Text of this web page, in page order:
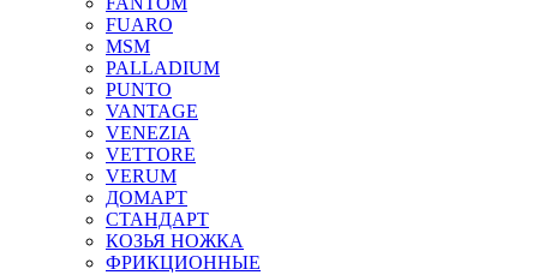
FUARO
MSM
PALLADIUM
PUNTO
VANTAGE
VENEZIA
VETTORE
VERUM
ДОМАРТ
СТАНДАРТ
КОЗЬЯ НОЖКА
ФРИКЦИОННЫЕ